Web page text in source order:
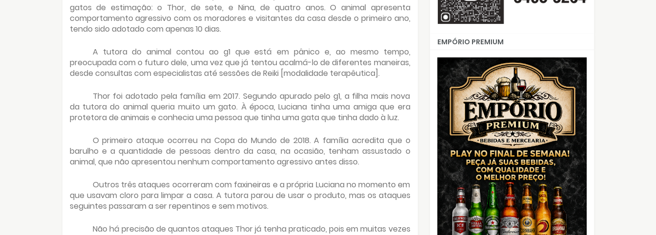
gatos de estimação: o Thor, de sete, e Nina, de quatro anos. O animal apresenta
comportamento agressivo com os moradores e visitantes da casa desde o primeiro ano,
tendo sido adotado com apenas 10 dias.
A tutora do animal contou ao g1 que está em pânico e, ao mesmo tempo,
preocupada com o futuro dele, uma vez que já tentou acalmá-lo de diferentes maneiras,
desde consultas com especialistas até sessões de Reiki [modalidade terapêutica].
Thor foi adotado pela família em 2017. Segundo apurado pelo g1, a filha mais nova
da tutora do animal queria muito um gato. À época, Luciana tinha uma amiga que era
protetora de animais e conhecia uma pessoa que tinha uma gata que tinha dado à luz.
O primeiro ataque ocorreu na Copa do Mundo de 2018. A família acredita que o
barulho e a quantidade de pessoas dentro da casa, na ocasião, tenham assustado o
animal, que não apresentou nenhum comportamento agressivo antes disso.
Outros três ataques ocorreram com faxineiras e a própria Luciana no momento em
que usavam cloro para limpar a casa. A tutora parou de usar o produto, mas os ataques
seguintes passaram a ser repentinos e sem motivos.
Não há precisão de quantos ataques Thor já tenha praticado, pois em muitas vezes
EMPÓRIO PREMIUM